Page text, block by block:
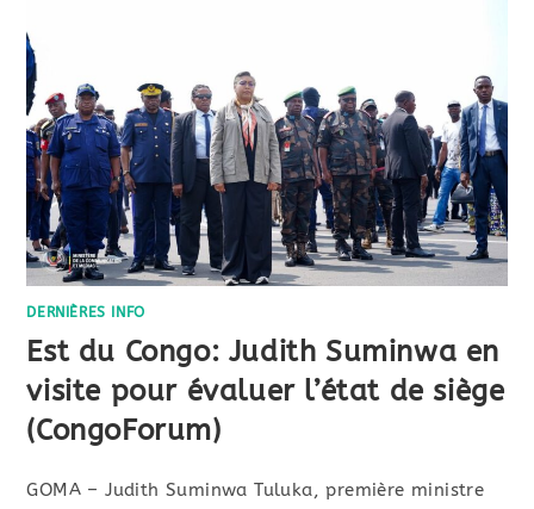
DERNIÈRES INFO
Est du Congo: Judith Suminwa en
visite pour évaluer l’état de siège
(CongoForum)
GOMA – Judith Suminwa Tuluka, première ministre